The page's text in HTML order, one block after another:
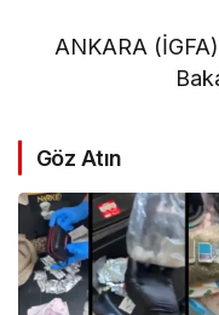
ANKARA
Göz Atın